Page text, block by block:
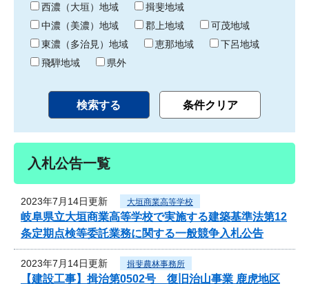
西濃（大垣）地域
揖斐地域
中濃（美濃）地域
郡上地域
可茂地域
東濃（多治見）地域
恵那地域
下呂地域
飛騨地域
県外
入札公告一覧
2023年7月14日更新 大垣商業高等学校
岐阜県立大垣商業高等学校で実施する建築基準法第12
条定期点検等委託業務に関する一般競争入札公告
2023年7月14日更新 揖斐農林事務所
【建設工事】揖治第0502号 復旧治山事業 鹿虎地区